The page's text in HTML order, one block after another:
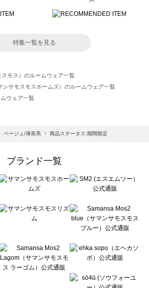
特集一覧を見る
モス）のルームウェア一覧
ンサモスモスホームズ）のルームウェア一覧
ウェア一覧
ツハルバイサマンサモスモス）のルームウェア一覧
モスモス ブルー）のルームウェア一覧
ムウェア一覧
ェア一覧
ラシック）のルームウェア一覧
）のルームウェア一覧
ルー）のルームウェア一覧
ルームウェア一覧
ベージュ/薄茶系 商品ステータス:期間限定
ブランド一覧